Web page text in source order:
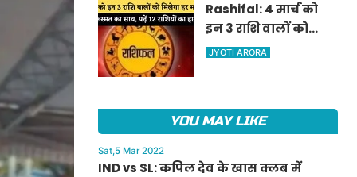
सीएम मनोहर लाल का
ऐलान
Rashifal: 4 मार्च को
इन 3 राशि वालों को
मिलेगा हर मामले में
JYOTI ARORA
YOU MAY LIKE
Sat,5 Mar 2022
IND vs SL: कपिल देव के खास क्लब में